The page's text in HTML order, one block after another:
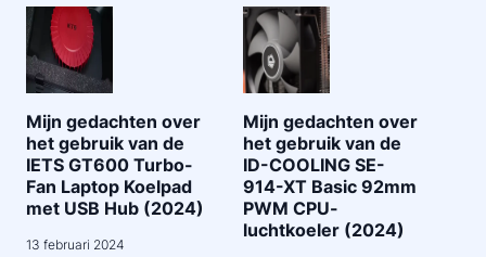
Mijn gedachten over
het gebruik van de
IETS GT600 Turbo-
Fan Laptop Koelpad
met USB Hub (2024)
13 februari 2024
Mijn gedachten over
het gebruik van de
ID-COOLING SE-
914-XT Basic 92mm
PWM CPU-
luchtkoeler (2024)